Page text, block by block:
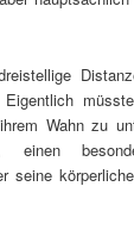
Wahn zu
einen
seine